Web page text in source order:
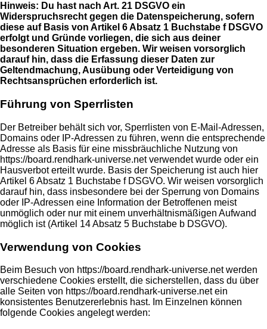
Hinweis: Du hast nach Art. 21 DSGVO ein
Widerspruchsrecht gegen die Datenspeicherung, sofern
diese auf Basis von Artikel 6 Absatz 1 Buchstabe f DSGVO
erfolgt und Gründe vorliegen, die sich aus deiner
besonderen Situation ergeben. Wir weisen vorsorglich
darauf hin, dass die Erfassung dieser Daten zur
Geltendmachung, Ausübung oder Verteidigung von
Rechtsansprüchen erforderlich ist.
Führung von Sperrlisten
Der Betreiber behält sich vor, Sperrlisten von E-Mail-Adressen,
Domains oder IP-Adressen zu führen, wenn die entsprechende
Adresse als Basis für eine missbräuchliche Nutzung von
https://board.rendhark-universe.net verwendet wurde oder ein
Hausverbot erteilt wurde. Basis der Speicherung ist auch hier
Artikel 6 Absatz 1 Buchstabe f DSGVO. Wir weisen vorsorglich
darauf hin, dass insbesondere bei der Sperrung von Domains
oder IP-Adressen eine Information der Betroffenen meist
unmöglich oder nur mit einem unverhältnismäßigen Aufwand
möglich ist (Artikel 14 Absatz 5 Buchstabe b DSGVO).
Verwendung von Cookies
Beim Besuch von https://board.rendhark-universe.net werden
verschiedene Cookies erstellt, die sicherstellen, dass du über
alle Seiten von https://board.rendhark-universe.net ein
konsistentes Benutzererlebnis hast. Im Einzelnen können
folgende Cookies angelegt werden: